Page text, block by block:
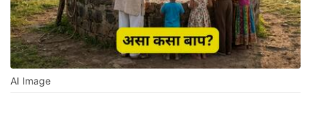
AI Image